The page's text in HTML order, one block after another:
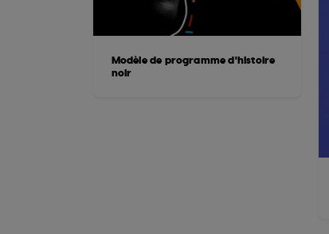
Modèle de programme d'histoire
noir